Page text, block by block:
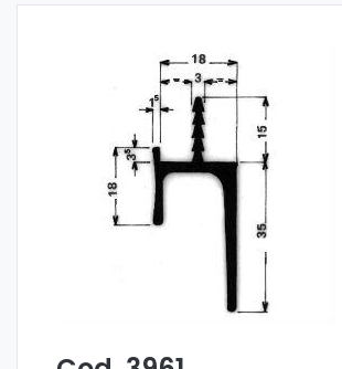
Maniglie per mobili - Art 3961
Le maniglia per mobili sono
lega 6060 e vendute nel formato
L'ordine minimo è di 300 kg.